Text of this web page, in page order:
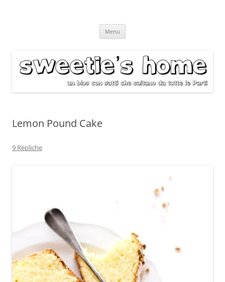
Menu
Lemon Pound Cake
9 Repliche